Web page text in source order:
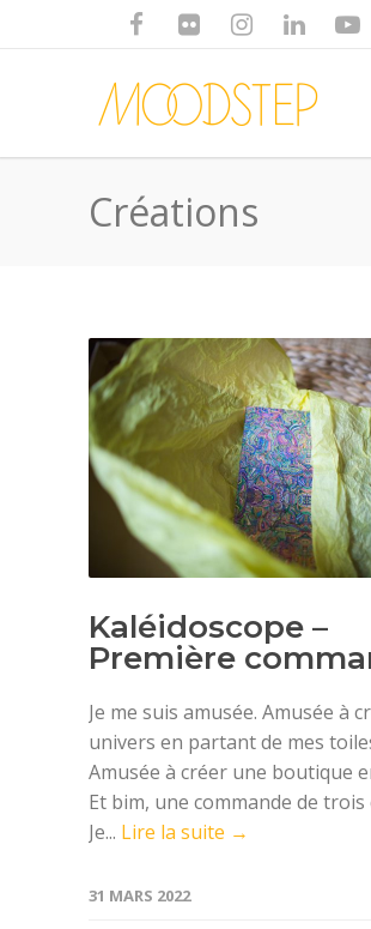
Créations
Kaléidoscope –
Première
Je me suis amusée. Amusée à
univers en partant de mes
Amusée à créer une boutique
Et bim, une commande de trois
Je... Lire la suite →
31 MARS 2022